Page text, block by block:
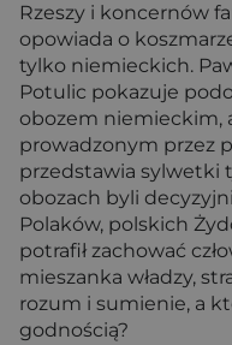
Rzeszy i koncernów
opowiada o
tylko niemieckich.
Potulic pokazuje
obozem niemieckim,
prowadzonym przez
przedstawia sylwetki
obozach byli
Polaków, polskich
potrafił zachować
mieszanka władzy,
rozum i sumienie, a
godnością?